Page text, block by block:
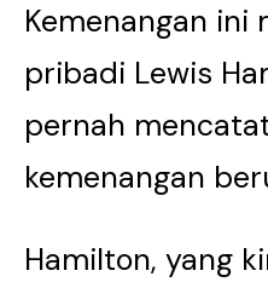
Kemenangan ini
pribadi Lewis
pernah
kemenangan
Hamilton, yang